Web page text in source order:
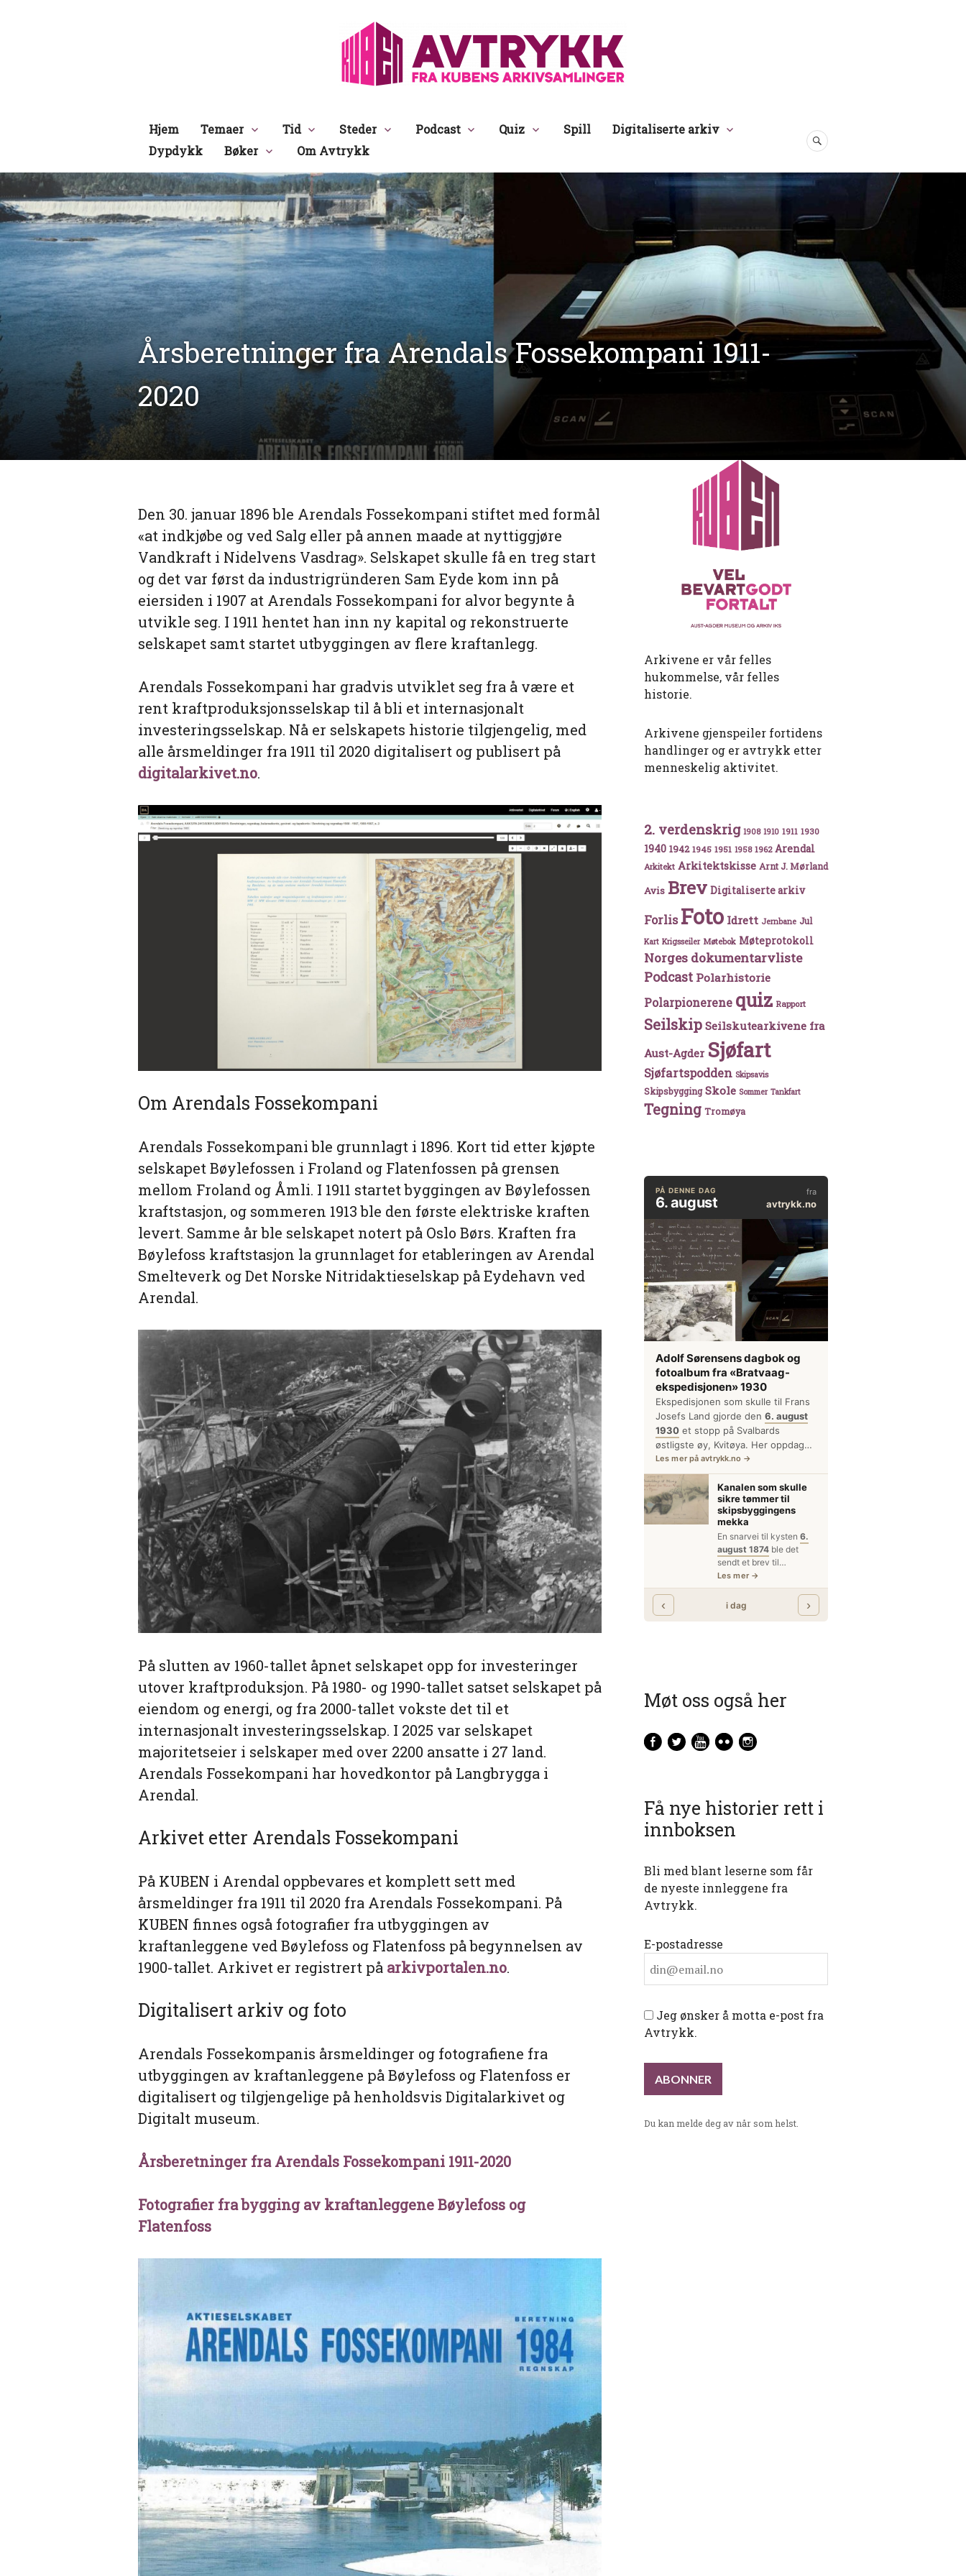
Avtrykk
Hjem Temaer Tid Steder Podcast Quiz Spill
Digitaliserte arkiv
Dypdykk
Bøker Om Avtrykk
SØK
Årsberetninger fra Arendals Fossekompani 1911-
2020
Den 30. januar 1896 ble Arendals Fossekompani stiftet med formål
«at indkjøbe og ved Salg eller på annen maade at nyttiggjøre
Vandkraft i Nidelvens Vasdrag». Selskapet skulle få en treg start
og det var først da industrigründeren Sam Eyde kom inn på
eiersiden i 1907 at Arendals Fossekompani for alvor begynte å
utvikle seg. I 1911 hentet han inn ny kapital og rekonstruerte
selskapet samt startet utbyggingen av flere kraftanlegg.
Arendals Fossekompani har gradvis utviklet seg fra å være et
rent kraftproduksjonsselskap til å bli et internasjonalt
investeringsselskap. Nå er selskapets historie tilgjengelig, med
alle årsmeldinger fra 1911 til 2020 digitalisert og publisert på
digitalarkivet.no.
Om Arendals Fossekompani
Arendals Fossekompani ble grunnlagt i 1896. Kort tid etter kjøpte
selskapet Bøylefossen i Froland og Flatenfossen på grensen
mellom Froland og Åmli. I 1911 startet byggingen av Bøylefossen
kraftstasjon, og sommeren 1913 ble den første elektriske kraften
levert. Samme år ble selskapet notert på Oslo Børs. Kraften fra
Bøylefoss kraftstasjon la grunnlaget for etableringen av Arendal
Smelteverk og Det Norske Nitridaktieselskap på Eydehavn ved
Arendal.
På slutten av 1960-tallet åpnet selskapet opp for investeringer
utover kraftproduksjon. På 1980- og 1990-tallet satset selskapet på
eiendom og energi, og fra 2000-tallet vokste det til et
internasjonalt investeringsselskap. I 2025 var selskapet
majoritetseier i selskaper med over 2200 ansatte i 27 land.
Arendals Fossekompani har hovedkontor på Langbrygga i
Arendal.
Arkivet etter Arendals Fossekompani
På KUBEN i Arendal oppbevares et komplett sett med
årsmeldinger fra 1911 til 2020 fra Arendals Fossekompani. På
KUBEN finnes også fotografier fra utbyggingen av
kraftanleggene ved Bøylefoss og Flatenfoss på begynnelsen av
1900-tallet. Arkivet er registrert på arkivportalen.no.
Digitalisert arkiv og foto
Arendals Fossekompanis årsmeldinger og fotografiene fra
utbyggingen av kraftanleggene på Bøylefoss og Flatenfoss er
digitalisert og tilgjengelige på henholdsvis Digitalarkivet og
Digitalt museum.
Årsberetninger fra Arendals Fossekompani 1911-2020
Fotografier fra bygging av kraftanleggene Bøylefoss og
Flatenfoss
Arkivene er vår felles
hukommelse, vår felles
historie.
Arkivene gjenspeiler fortidens
handlinger og er avtrykk etter
menneskelig aktivitet.
2. verdenskrig 1908 1910 1911 1930
1940 1942 1945 1951 1958 1962 Arendal
Arkitekt Arkitektskisse Arnt J. Mørland
Avis Brev Digitaliserte arkiv
Forlis Foto Idrett Jernbane Jul
Kart Krigsseiler Møtebok Møteprotokoll
Norges dokumentarvliste
Podcast Polarhistorie
Polarpionerene quiz Rapport
Seilskip Seilskutearkivene fra
Aust-Agder Sjøfart
Sjøfartspodden Skipsavis
Skipsbygging Skole Sommer Tankfart
Tegning Tromøya
Møt oss også her
Få nye historier rett i
innboksen
Bli med blant leserne som får
de nyeste innleggene fra
Avtrykk.
E-postadresse
Jeg ønsker å motta e-post fra
Avtrykk.
Du kan melde deg av når som helst.